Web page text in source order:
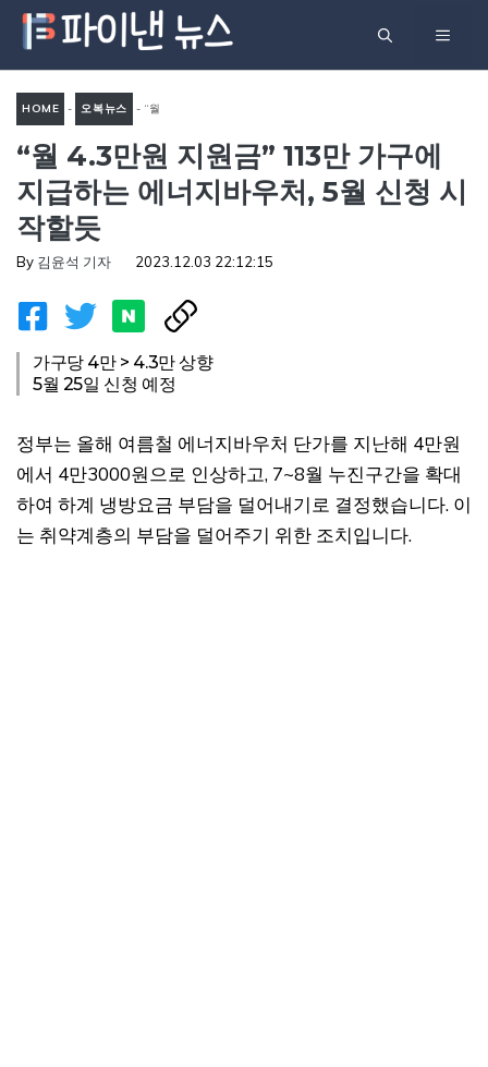
츠
메
HOME - 오복뉴스 - “월
4.3만원 지원금” 113만 가구
에 지급하는 에너지바우처, 5
월 신청 시작할듯
“월 4.3만원 지원금” 113만 가구에
지급하는 에너지바우처, 5월 신청 시
작할듯
By 김윤석 기자 2023.12.03 22:12:15
가구당 4만 > 4.3만 상향
5월 25일 신청 예정
정부는 올해 여름철 에너지바우처 단가를 지난해 4만원
에서 4만3000원으로 인상하고, 7~8월 누진구간을 확대
하여 하계 냉방요금 부담을 덜어내기로 결정했습니다. 이
는 취약계층의 부담을 덜어주기 위한 조치입니다.